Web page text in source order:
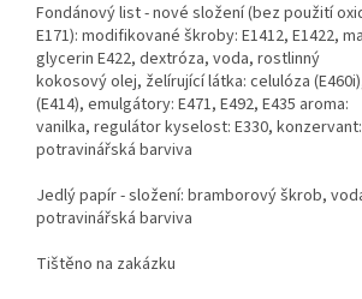
Fondánový list - nové složení (bez použití
E171): modifikované škroby: E1412, E1422,
glycerin E422, dextróza, voda, rostlinný
kokosový olej, želírující látka: celulóza
(E414), emulgátory: E471, E492, E435 aroma:
vanilka, regulátor kyselost: E330, konzervant:
potravinářská barviva
Jedlý papír - složení: bramborový škrob,
potravinářská barviva
Tištěno na zakázku